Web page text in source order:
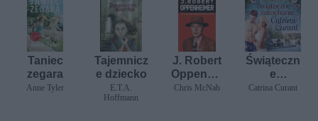
Taniec
zegara
Anne Tyler
Tajemnicz
e dziecko
E.T.A.
Hoffmann
J. Robert
Oppenhei
mer
Chris McNab
Świąteczn
e
zakochani
Catrina Curant